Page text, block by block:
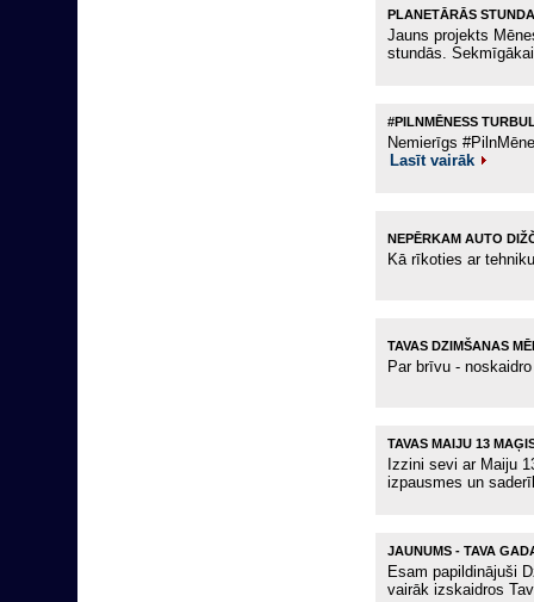
PLANETĀRĀS
Jauns projekts
stundās.
#PILNMĒNESS
Nemierīgs
Lasīt vairāk
NEPĒRKAM AUTO
Kā rīkoties ar
TAVAS DZIMŠANAS
Par brīvu -
TAVAS MAIJU 13
Izzini sevi ar Maiju
izpausmes un
JAUNUMS - TAVA
Esam papildinājuši
vairāk izskaidros